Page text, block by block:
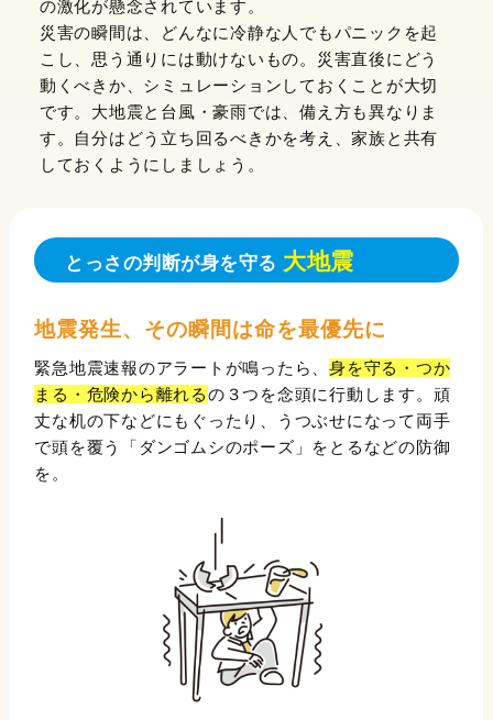
の激化が懸念されています。
災害の瞬間は、どんなに冷静な人でもパニックを起
こし、思う通りには動けないもの。災害直後にどう
動くべきか、シミュレーションしておくことが大切
です。大地震と台風・豪雨では、備え方も異なりま
す。自分はどう立ち回るべきかを考え、家族と共有
しておくようにしましょう。
とっさの判断が身を守る 大地震
地震発生、その瞬間は命を最優先に
緊急地震速報のアラートが鳴ったら、身を守る・つか
まる・危険から離れるの３つを念頭に行動します。頑
丈な机の下などにもぐったり、うつぶせになって両手
で頭を覆う「ダンゴムシのポーズ」をとるなどの防御
を。